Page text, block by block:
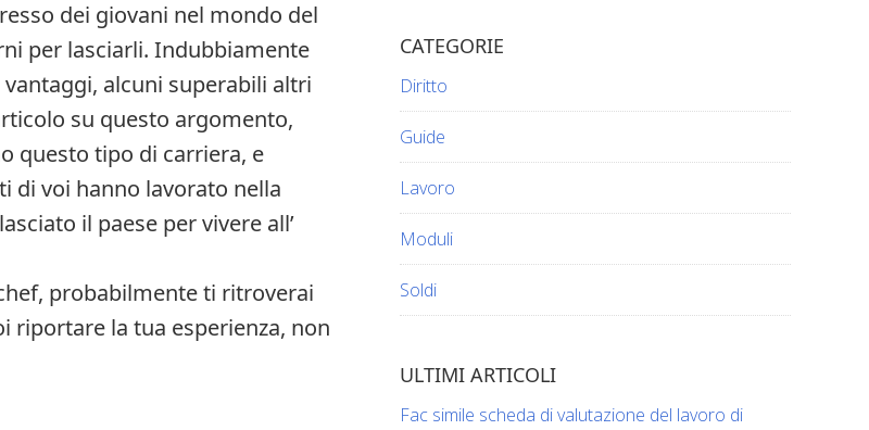
dei giovani nel mondo del
per lasciarli. Indubbiamente
alcuni superabili altri
su questo argomento,
questo tipo di carriera, e
di voi hanno lavorato nella
il paese per vivere all’
probabilmente ti ritroverai
riportare la tua esperienza, non
CATEGORIE
Diritto
Guide
Lavoro
Moduli
Soldi
ULTIMI ARTICOLI
Fac simile scheda di valutazione del lavoro di